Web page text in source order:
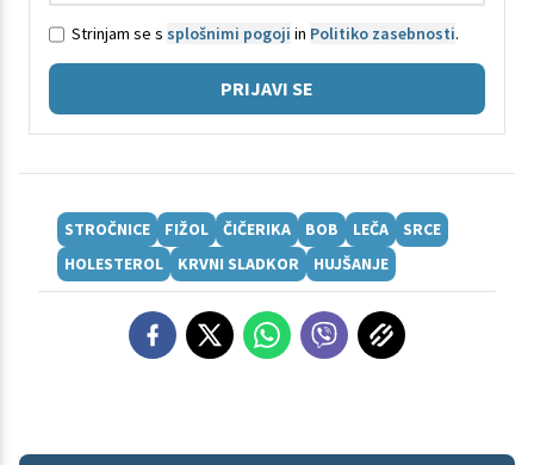
Strinjam se s splošnimi pogoji in Politiko zasebnosti.
PRIJAVI SE
STROČNICE FIŽOL ČIČERIKA BOB LEČA
SRCE
HOLESTEROL
KRVNI SLADKOR HUJŠANJE